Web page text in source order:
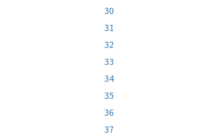
30
31
32
33
34
35
36
37